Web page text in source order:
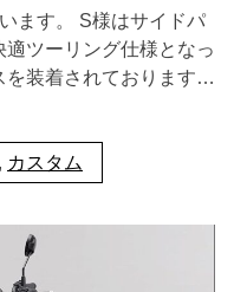
ます。 S様はサイドパ
ツーリング仕様となっ
を装着されております…
, カスタム